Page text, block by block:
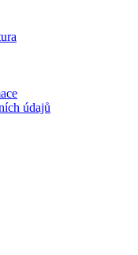
údajů